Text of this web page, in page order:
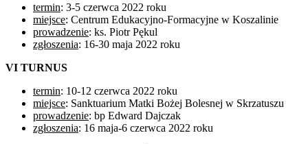
termin: 3-5 czerwca 2022 roku
miejsce: Centrum Edukacyjno-Formacyjne w Koszalinie
prowadzenie: ks. Piotr Pękul
zgłoszenia: 16-30 maja 2022 roku
VI TURNUS
termin: 10-12 czerwca 2022 roku
miejsce: Sanktuarium Matki Bożej Bolesnej w Skrzatuszu
prowadzenie: bp Edward Dajczak
zgłoszenia: 16 maja-6 czerwca 2022 roku